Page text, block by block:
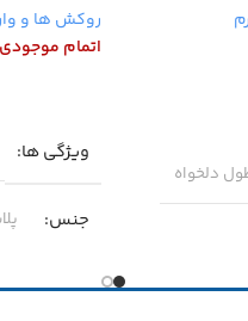
دلخواه
روکش ها و
اتمام موجودی
ویژگی ها
جنس
سایز ۱۴